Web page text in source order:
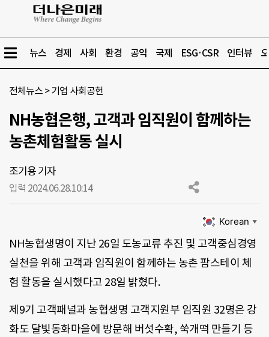
뉴스 경제 사회 환경 공익 국제 ESG·CSR 인터뷰
전체뉴스 >기업 사회공헌
NH농협은행, 고객과 임직원이 함께하는
농촌체험활동 실시
조기용 기자
입력 2024.06.28.10:14
Korean ▼
NH농협생명이 지난 26일 도농교류 추진 및 고객중심경영
실천을 위해 고객과 임직원이 함께하는 농촌 팜스테이 체
험 활동을 실시했다고 28일 밝혔다.
제9기 고객패널과 농협생명 고객지원부 임직원 32명은 강
화도 달빛동화마을에 방문해 버섯수확, 쑥개떡 만들기 등